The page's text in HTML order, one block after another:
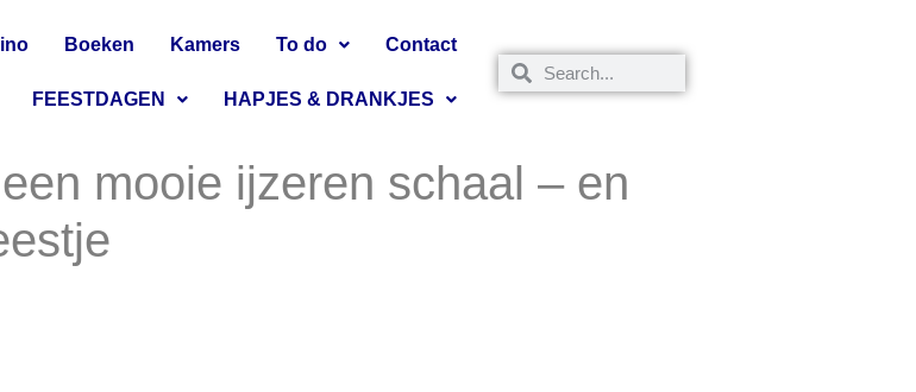
Boeken Kamers To do Contact
FEESTDAGEN HAPJES & DRANKJES
mooie ijzeren schaal – en